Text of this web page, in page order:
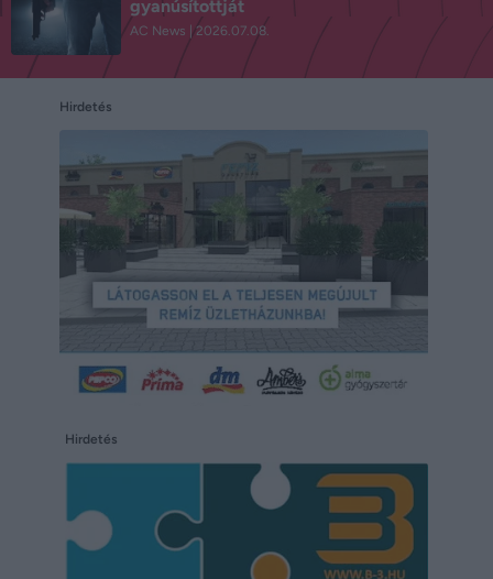
gyanúsítottját
AC News 2026.07.08.
Hirdetés
Hirdetés